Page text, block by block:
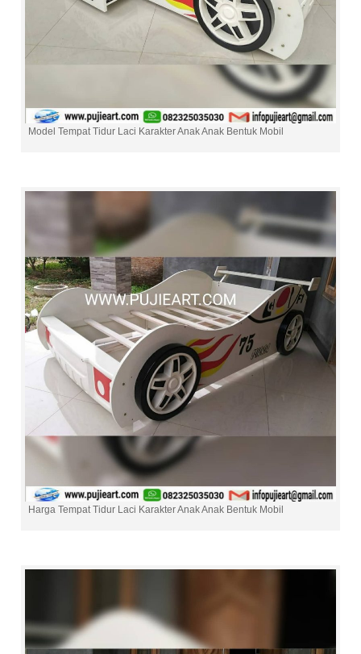
Model Tempat Tidur Laci Karakter Anak Anak Bentuk Mobil
Harga Tempat Tidur Laci Karakter Anak Anak Bentuk Mobil